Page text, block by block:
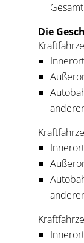
Die